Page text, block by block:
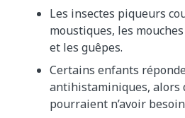
Les insectes piqueurs
moustiques, les
et les guêpes.
Certains enfants
antihistaminiques, alors
pourraient n’avoir